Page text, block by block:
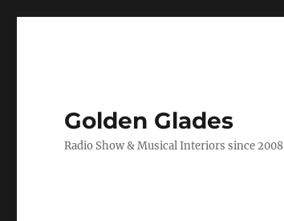
Golden Glades
Radio Show & Musical Interiors since 2008